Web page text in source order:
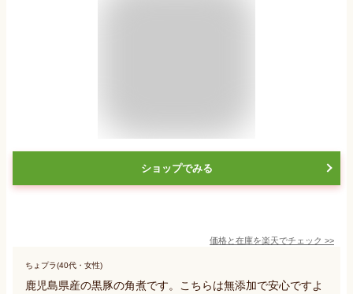
ショップでみる
価格と在庫を楽天でチェック >>
ちょプラ(40代・女性)
鹿児島県産の黒豚の角煮です。こちらは無添加で安心ですよ